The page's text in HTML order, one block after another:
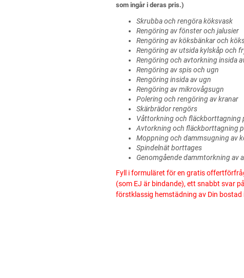
som ingår i deras pris.)
Skrubba och rengöra köksvask
Rengöring av fönster och jalusier
Rengöring av köksbänkar och
Rengöring av utsida kylskåp och
Rengöring och avtorkning insida
Rengöring av spis och ugn
Rengöring insida av ugn
Rengöring av mikrovågsugn
Polering och rengöring av kranar
Skärbrädor rengörs
Våttorkning och fläckborttagning
Avtorkning och fläckborttagning
Moppning och dammsugning av
Spindelnät borttages
Genomgående dammtorkning av
Fyll i formuläret för en gratis
(som EJ är bindande), ett snabbt svar
förstklassig hemstädning av Din